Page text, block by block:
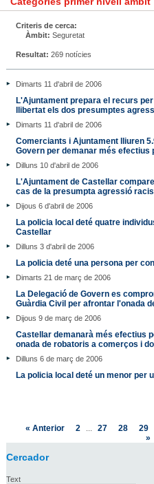
Criteris de cerca:
Àmbit: Seguretat
Resultat: 269 notícies
Dimarts 11 d'abril de 2006
L'Ajuntament prepara el recurs
llibertat els dos presumptes
Dimarts 11 d'abril de 2006
Comerciants i Ajuntament lliuren
Govern per demanar més efectius
Dilluns 10 d'abril de 2006
L'Ajuntament de Castellar
cas de la presumpta agressió
Dijous 6 d'abril de 2006
La policia local deté quatre
Castellar
Dilluns 3 d'abril de 2006
La policia deté una persona per
Dimarts 21 de març de 2006
La Delegació de Govern es
Guàrdia Civil per afrontar l'onada
Dijous 9 de març de 2006
Castellar demanarà més efectius
onada de robatoris a comerços i
Dilluns 6 de març de 2006
La policia local deté un menor per
« Anterior 2 27 28 29
»
Cercador
Text